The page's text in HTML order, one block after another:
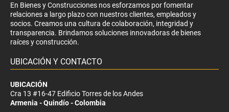
En Bienes y Construcciones nos esforzamos por fomentar
relaciones a largo plazo con nuestros clientes, empleados y
socios. Creamos una cultura de colaboración, integridad y
transparencia. Brindamos soluciones innovadoras de bienes
raíces y construcción.
UBICACIÓN Y CONTACTO
UBICACIÓN
Cra 13 #16-47 Edificio Torres de los Andes
Armenia - Quindío - Colombia